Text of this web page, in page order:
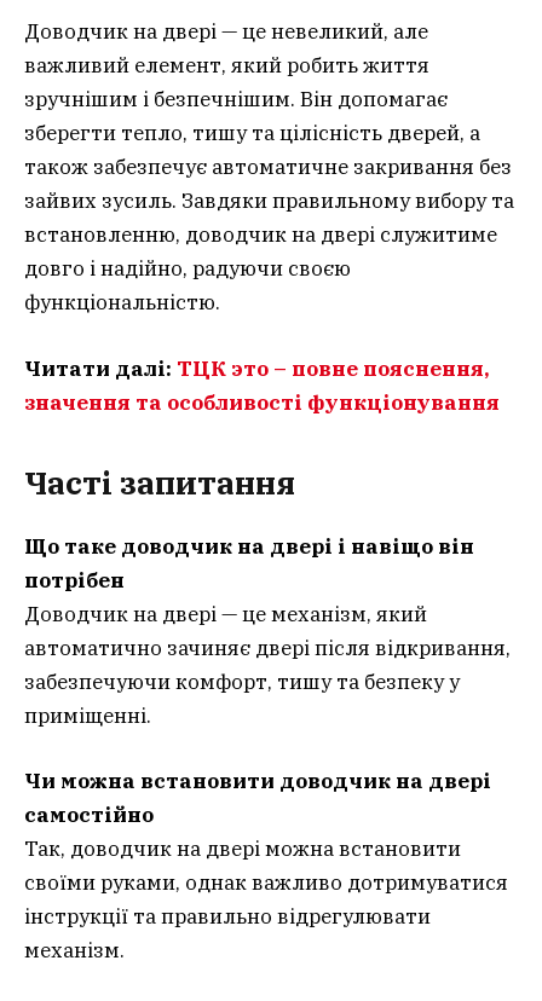
Доводчик на двері — це невеликий, але
важливий елемент, який робить життя
зручнішим і безпечнішим. Він допомагає
зберегти тепло, тишу та цілісність дверей, а
також забезпечує автоматичне закривання без
зайвих зусиль. Завдяки правильному вибору та
встановленню, доводчик на двері служитиме
довго і надійно, радуючи своєю
функціональністю.
Читати далі: ТЦК это – повне пояснення,
значення та особливості функціонування
Часті запитання
Що таке доводчик на двері і навіщо він
потрібен
Доводчик на двері — це механізм, який
автоматично зачиняє двері після відкривання,
забезпечуючи комфорт, тишу та безпеку у
приміщенні.
Чи можна встановити доводчик на двері
самостійно
Так, доводчик на двері можна встановити
своїми руками, однак важливо дотримуватися
інструкції та правильно відрегулювати
механізм.